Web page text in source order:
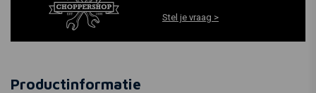
Stel je vraag >
Productinformatie